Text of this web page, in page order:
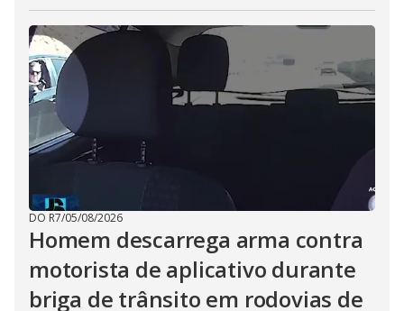
DO R7/05/08/2026
Homem descarrega arma contra
motorista de aplicativo durante
briga de trânsito em rodovias de